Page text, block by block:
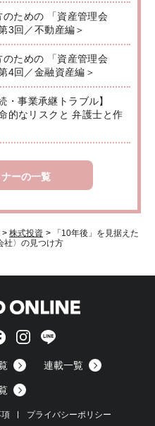
ための 「資産管理会
3回／不動産編＞
ための 「資産管理会
4回／金融資産編＞
事業承継トラブル】
的なリスクと 弁護士と作
ーの一覧
> 株式投資 >
「10年後」を見据えた
社〉の見つけ方
連載一覧
プライバシーポリシー